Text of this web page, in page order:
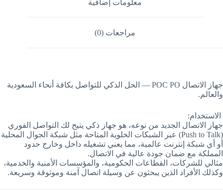
معلومات إضافية
مراجعات (0)
جهاز الاتصال POC PO — الحل الذكي للتواصل بكافة أنحاء السعودية
والعالم.
الاستخدام:
جهاز الاتصال الجديد من نوعه، هو جهاز ذكي يتيح لك التواصل الفوري
(Push to Talk) عبر الشبكات الخلوية المتاحة مثل شبكة الجوال المحلية
أو أي شبكة إنترنت عالمية، مما يعني تشغيله داخل وخارج حدود
المملكة مع ضمان جودة عالية في الاتصال.
مثالي للشركات، القطاعات الحكومية، والمؤسسات الأمنية والخدمية،
وكذلك الأفراد الذين يبحثون عن وسيلة اتصال آمنة وموثوقة وسريعة.